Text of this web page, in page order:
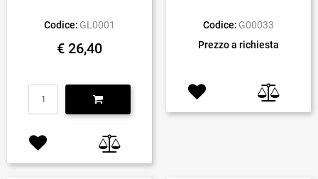
Codice: GL0001
€ 26,40
Quantità
Codice: G00033
Prezzo a richiesta